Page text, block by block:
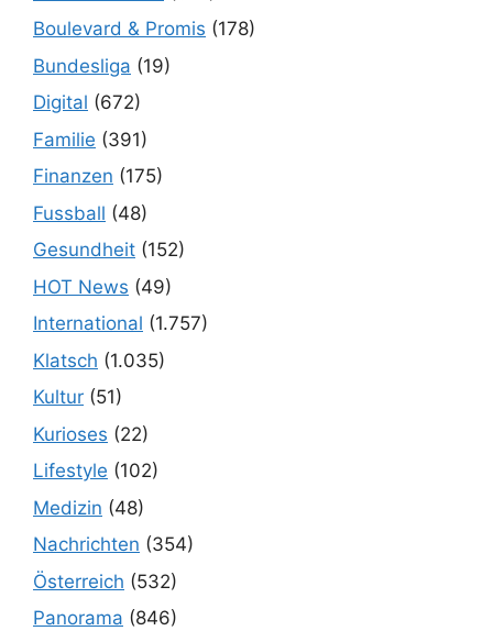
Boulevard & Promis (178)
Bundesliga (19)
Digital (672)
Familie (391)
Finanzen (175)
Fussball (48)
Gesundheit (152)
HOT News (49)
International (1.757)
Klatsch (1.035)
Kultur (51)
Kurioses (22)
Lifestyle (102)
Medizin (48)
Nachrichten (354)
Österreich (532)
Panorama (846)